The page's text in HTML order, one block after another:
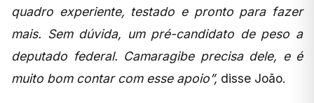
quadro experiente, testado e pronto para fazer
mais. Sem dúvida, um pré-candidato de peso a
deputado federal. Camaragibe precisa dele, e é
muito bom contar com esse apoio”, disse João.